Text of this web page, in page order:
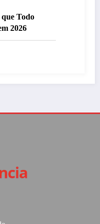
Todo
2026